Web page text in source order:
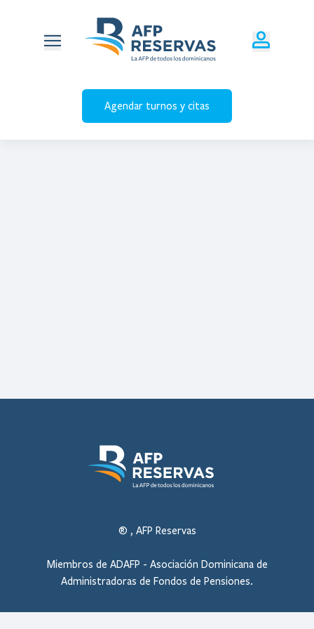
Agendar turnos y citas
® , AFP Reservas
Miembros de ADAFP - Asociación Dominicana de
Administradoras de Fondos de Pensiones.